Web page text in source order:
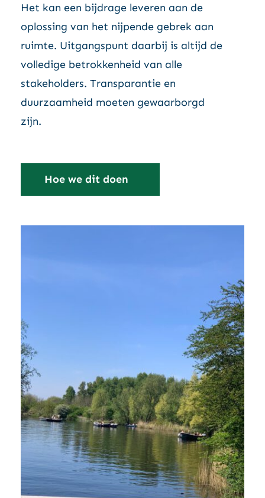
Het kan een bijdrage leveren aan de
oplossing van het nijpende gebrek aan
ruimte. Uitgangspunt daarbij is altijd de
volledige betrokkenheid van alle
stakeholders. Transparantie en
duurzaamheid moeten gewaarborgd
zijn.
Hoe we dit doen